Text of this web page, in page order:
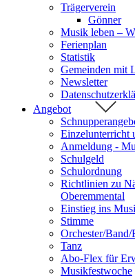
Trägerverein
Gönner
Musik leben –
Ferienplan
Statistik
Gemeinden mit
Newsletter
Angebot
Einzelunterricht
Anmeldung -
Schulgeld
Schulordnung
Richtlinien zu
Oberemmental
Einstieg ins
Stimme
Orchester/
Tanz
Abo-Flex für
Musikfestwoche